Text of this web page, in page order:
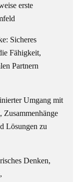
erste
Sicheres
Fähigkeit,
Partnern
Umgang mit
Zusammenhänge
Lösungen zu
Denken,